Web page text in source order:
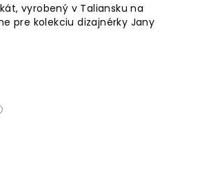
vyrobený v Taliansku na
pre kolekciu dizajnérky Jany